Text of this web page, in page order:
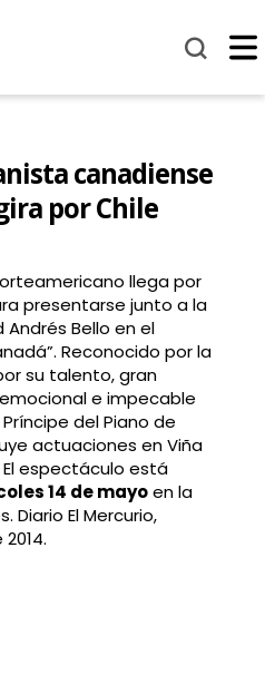
canadiense
por Chile
llega por
presentarse junto a la
Bello en el
Reconocido por la
su talento, gran
e impecable
del Piano de
actuaciones en Viña
espectáculo está
14 de mayoen la
Diario El Mercurio,